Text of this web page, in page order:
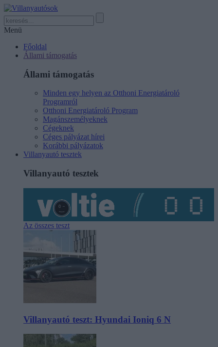
Menü
Főoldal
Állami támogatás
Állami támogatás
Minden egy helyen az Otthoni Energiatároló
Programról
Otthoni Energiatároló Program
Magánszemélyeknek
Cégeknek
Céges pályázat hírei
Korábbi pályázatok
Villanyautó tesztek
Villanyautó tesztek
Az összes teszt
Villanyautó teszt: Hyundai Ioniq 6 N